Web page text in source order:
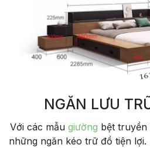
NGĂN LƯU
Với các mẫugiường bệt truyền
những ngăn kéo trữ đồ tiện